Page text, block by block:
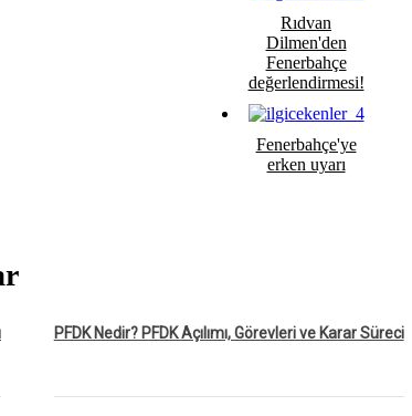
Rıdvan
Dilmen'den
Fenerbahçe
değerlendirmesi!
Fenerbahçe'ye
erken uyarı
PFDK Nedir? PFDK Açılımı, Görevleri ve Karar Süreci